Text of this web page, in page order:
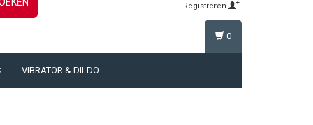
Registreren
VIBRATOR & DILDO
0